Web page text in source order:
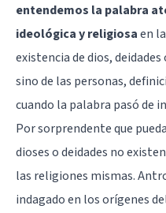
entendemos la palabra
ideológica y religiosaen
existencia de dios,
sino de las personas,
cuando la palabra pasó de
Por sorprendente que
dioses o deidades no
las religiones mismas.
indagado en los orígenes